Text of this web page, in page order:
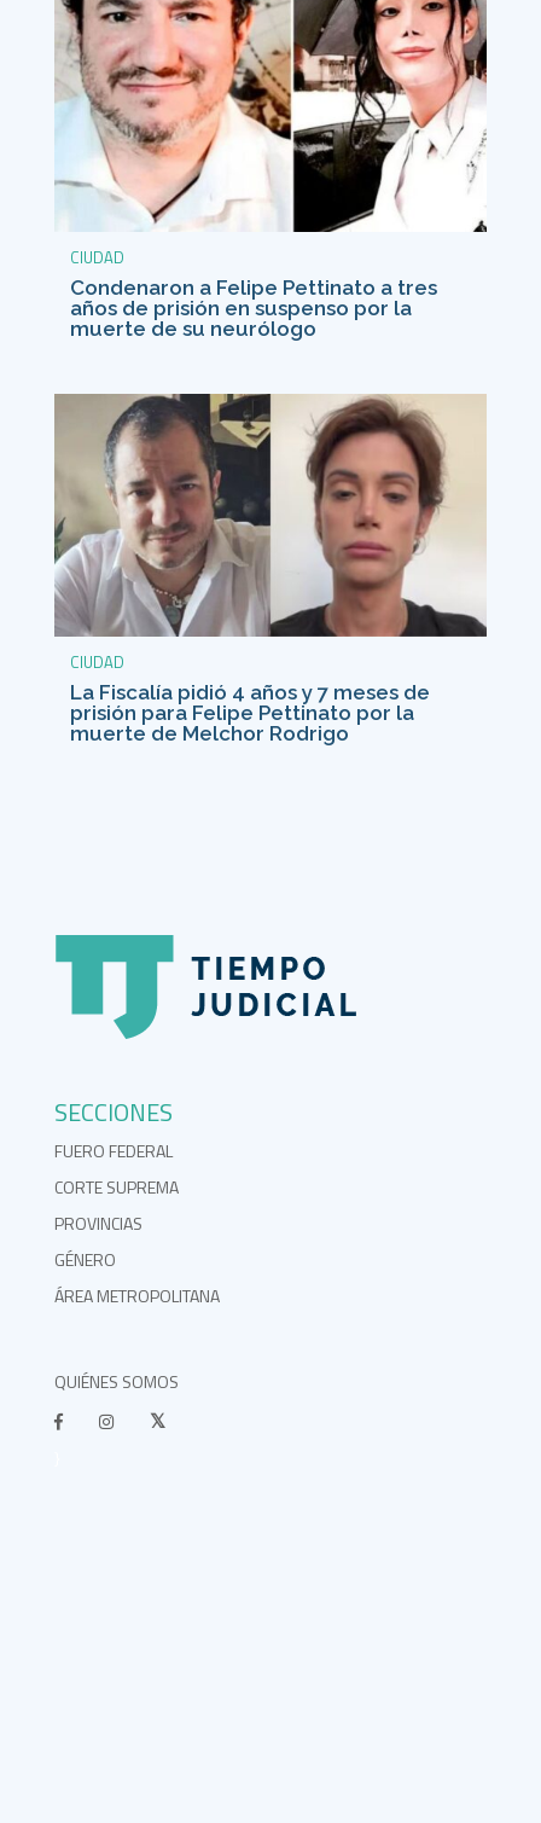
CIUDAD
Condenaron a Felipe Pettinato a tres
años de prisión en suspenso por la
muerte de su neurólogo
CIUDAD
La Fiscalía pidió 4 años y 7 meses de
prisión para Felipe Pettinato por la
muerte de Melchor Rodrigo
SECCIONES
FUERO FEDERAL
CORTE SUPREMA
PROVINCIAS
GÉNERO
ÁREA METROPOLITANA
QUIÉNES SOMOS